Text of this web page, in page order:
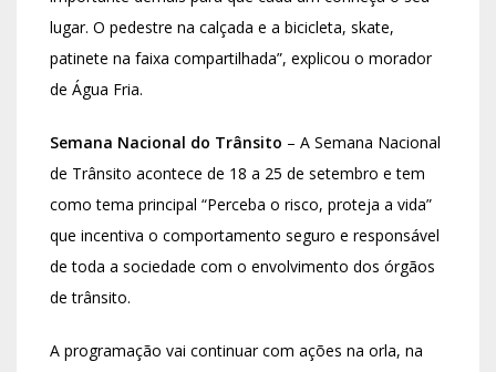
lugar. O pedestre na calçada e a bicicleta, skate,
patinete na faixa compartilhada”, explicou o morador
de Água Fria.
Semana Nacional do Trânsito – A Semana Nacional
de Trânsito acontece de 18 a 25 de setembro e tem
como tema principal “Perceba o risco, proteja a vida”
que incentiva o comportamento seguro e responsável
de toda a sociedade com o envolvimento dos órgãos
de trânsito.
A programação vai continuar com ações na orla, na